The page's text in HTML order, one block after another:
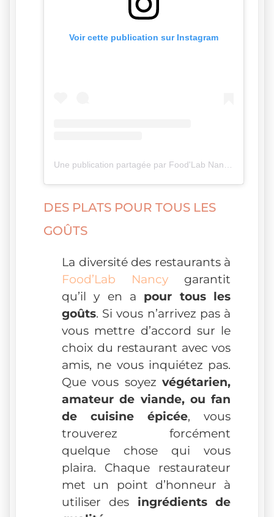
Voir cette publication sur Instagram
Une publication partagée par Food'Lab Nancy (@foodlabnancy)
DES PLATS POUR TOUS LES
GOÛTS
La diversité des restaurants à
Food’Lab Nancy garantit
qu’il y en a pour tous les
goûts. Si vous n’arrivez pas à
vous mettre d’accord sur le
choix du restaurant avec vos
amis, ne vous inquiétez pas.
Que vous soyez végétarien,
amateur de viande, ou fan
de cuisine épicée, vous
trouverez forcément
quelque chose qui vous
plaira. Chaque restaurateur
met un point d’honneur à
utiliser des ingrédients de